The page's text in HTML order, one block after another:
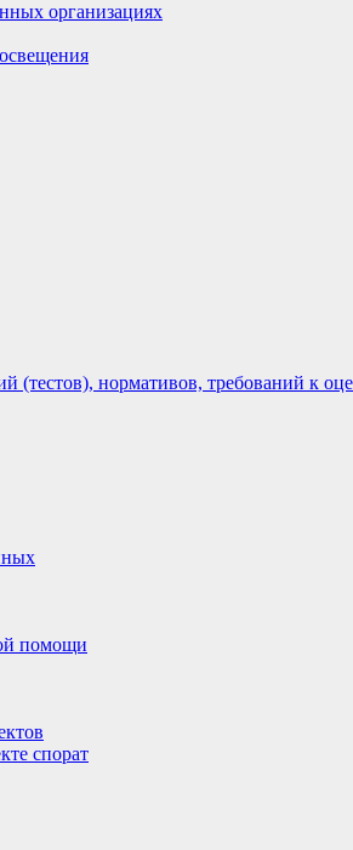
организациях
нормативов, требований к
помощи
спорат